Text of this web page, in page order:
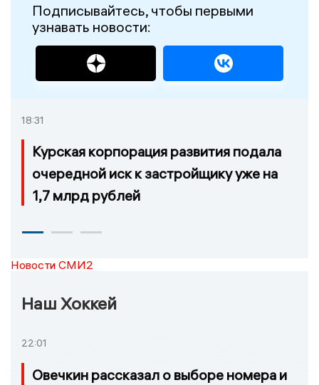
Подписывайтесь, чтобы первыми
узнавать новости:
18:31
Курская корпорация развития подала
очередной иск к застройщику уже на
1,7 млрд рублей
Новости СМИ2
Наш Хоккей
22:01
Овечкин рассказал о выборе номера и